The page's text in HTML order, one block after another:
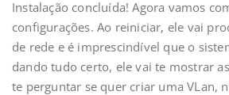
Instalação concluída! Agora vamos
configurações. Ao reiniciar, ele vai
de rede e é imprescindível que o
dando tudo certo, ele vai te mostrar
te perguntar se quer criar uma VLan,